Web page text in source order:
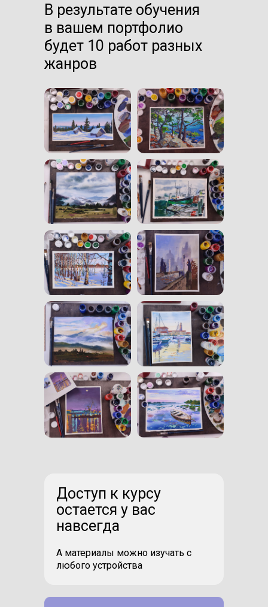
В результате обучения
в вашем портфолио
будет 10 работ разных
жанров
Доступ к курсу
остается у вас
навсегда
А материалы можно изучать с
любого устройства